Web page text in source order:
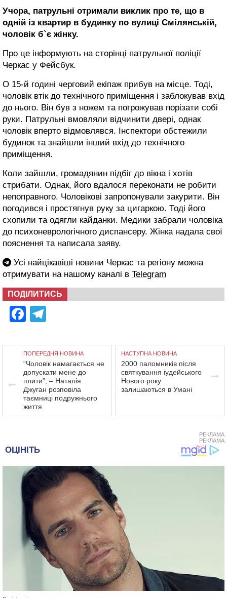
Учора, патрульні отримали виклик про те, що в
одній із квартир в будинку по вулиці Смілянській,
чоловік б`є жінку.
Про це інформують на сторінці патрульної поліції
Черкас у Фейсбук.
О 15-й годині черговий екіпаж прибув на місце. Тоді,
чоловік втік до технічного приміщення і заблокував вхід
до нього. Він був з ножем та погрожував порізати собі
руки. Патрульні вмовляли відчинити двері, однак
чоловік вперто відмовлявся. Інспектори обстежили
будинок та знайшли інший вхід до технічного
приміщення.
Коли зайшли, громадянин підбіг до вікна і хотів
стрибати. Однак, його вдалося переконати не робити
непоправного. Чоловікові запропонували закурити. Він
погодився і простягнув руку за цигаркою. Тоді його
схопили та одягли кайданки. Медики забрали чоловіка
до психоневрологічного диспансеру. Жінка надала свої
пояснення та написала заяву.
Усі найцікавіші новини Черкас та регіону можна
отримувати на нашому каналі в Telegram
ПОДІЛИТИСЬ
Facebook
ПОПЕРЕДНЯ НОВИНА
“Чоловік намагається не
допускати мене до
плити”, – Наталія
Джуган розповіла
таємниці подружнього
життя
НАСТУПНА НОВИНА
2000 паломників після
святкування іудейського
Нового року
залишаються в Умані
РЕКЛАМА
РЕКЛАМА